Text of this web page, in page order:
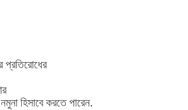
প্রতিরোধের
হিসাবে করতে পারেন.